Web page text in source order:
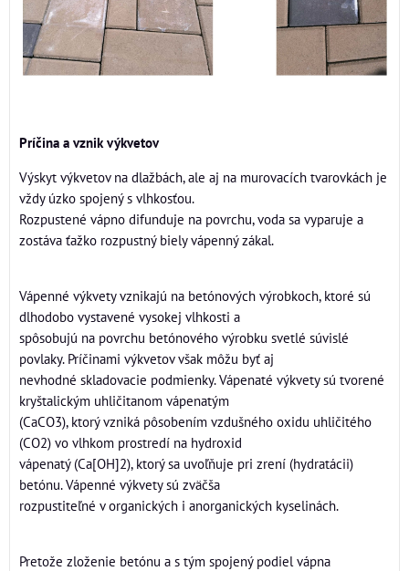
Príčina a vznik výkvetov
Výskyt výkvetov na dlažbách, ale aj na murovacích tvarovkách je
vždy úzko spojený s vlhkosťou.
Rozpustené vápno difunduje na povrchu, voda sa vyparuje a
zostáva ťažko rozpustný biely vápenný zákal.
Vápenné výkvety vznikajú na betónových výrobkoch, ktoré sú
dlhodobo vystavené vysokej vlhkosti a
spôsobujú na povrchu betónového výrobku svetlé súvislé
povlaky. Príčinami výkvetov však môžu byť aj
nevhodné skladovacie podmienky. Vápenaté výkvety sú tvorené
kryštalickým uhličitanom vápenatým
(CaCO3), ktorý vzniká pôsobením vzdušného oxidu uhličitého
(CO2) vo vlhkom prostredí na hydroxid
vápenatý (Ca[OH]2), ktorý sa uvoľňuje pri zrení (hydratácii)
betónu. Vápenné výkvety sú zväčša
rozpustiteľné v organických i anorganických kyselinách.
Pretože zloženie betónu a s tým spojený podiel vápna